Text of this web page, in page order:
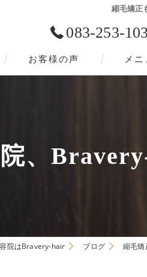
縮毛矯正
083-253-
お客様の声 メニ
、
院はBravery-hair ブログ 縮毛